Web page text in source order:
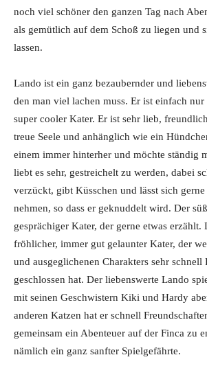
noch viel schöner den ganzen Tag nach
als gemütlich auf dem Schoß zu liegen und
lassen.
Lando ist ein ganz bezaubernder und
den man viel lachen muss. Er ist einfach
super cooler Kater. Er ist sehr lieb,
treue Seele und anhänglich wie ein
einem immer hinterher und möchte ständig
liebt es sehr, gestreichelt zu werden, dabei
verzückt, gibt Küsschen und lässt sich
nehmen, so dass er geknuddelt wird. Der
gesprächiger Kater, der gerne etwas erzählt.
fröhlicher, immer gut gelaunter Kater, der
und ausgeglichenen Charakters sehr schnell
geschlossen hat. Der liebenswerte Lando
mit seinen Geschwistern Kiki und Hardy
anderen Katzen hat er schnell
gemeinsam ein Abenteuer auf der Finca zu
nämlich ein ganz sanfter Spielgefährte.